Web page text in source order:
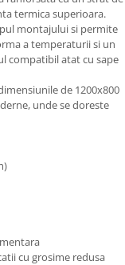
termica superioara.
montajului si permite
a temperaturii si un
compatibil atat cu sape
de 1200x800
unde se doreste
cu grosime redusa